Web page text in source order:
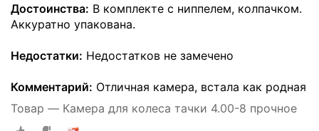
Достоинства: В комплекте с ниппелем, колпачком.
Аккуратно упакована.
Недостатки: Недостатков не замечено
Комментарий: Отличная камера, встала как родная
Товар — Камера для колеса тачки 4.00-8 прочное